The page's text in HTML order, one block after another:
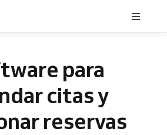
para
citas y
reservas